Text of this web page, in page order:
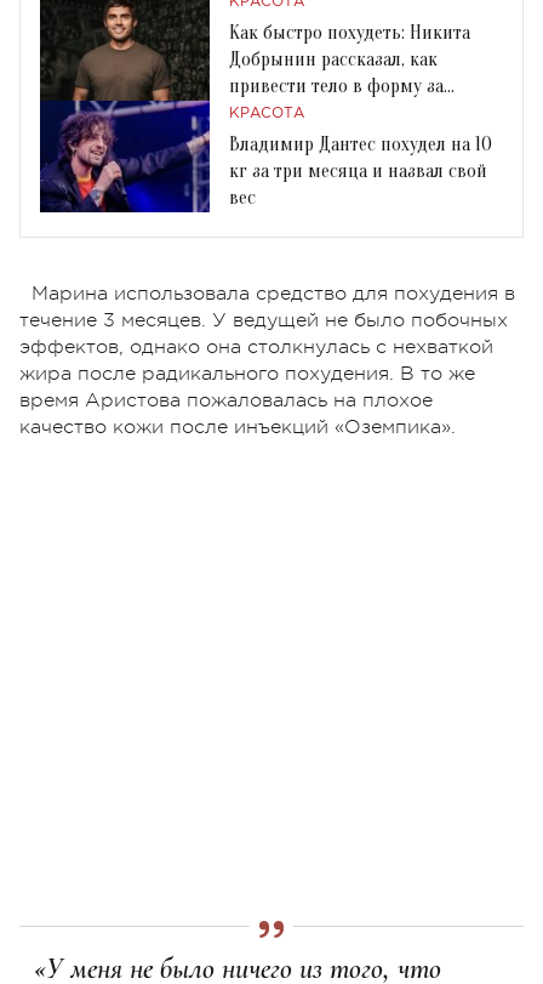
Как быстро похудеть: Никита
Добрынин рассказал, как
привести тело в форму за
короткое время
КРАСОТА
Владимир Дантес похудел на 10
кг за три месяца и назвал свой
вес
Марина использовала средство для похудения в
течение 3 месяцев. У ведущей не было побочных
эффектов, однако она столкнулась с нехваткой
жира после радикального похудения. В то же
время Аристова пожаловалась на плохое
качество кожи после инъекций «Оземпика».
«У меня не было ничего из того, что